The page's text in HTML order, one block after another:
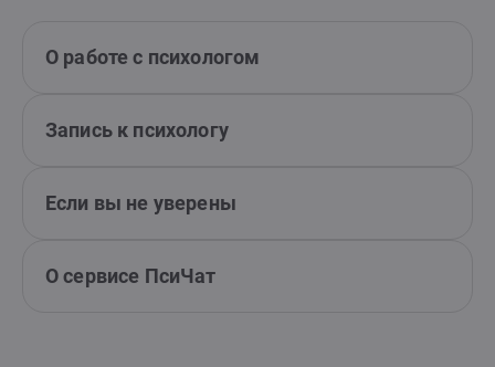
О работе с психологом
Запись к психологу
Если вы не уверены
О сервисе ПсиЧат